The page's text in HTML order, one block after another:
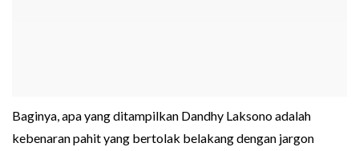
Baginya, apa yang ditampilkan Dandhy Laksono adalah
kebenaran pahit yang bertolak belakang dengan jargon